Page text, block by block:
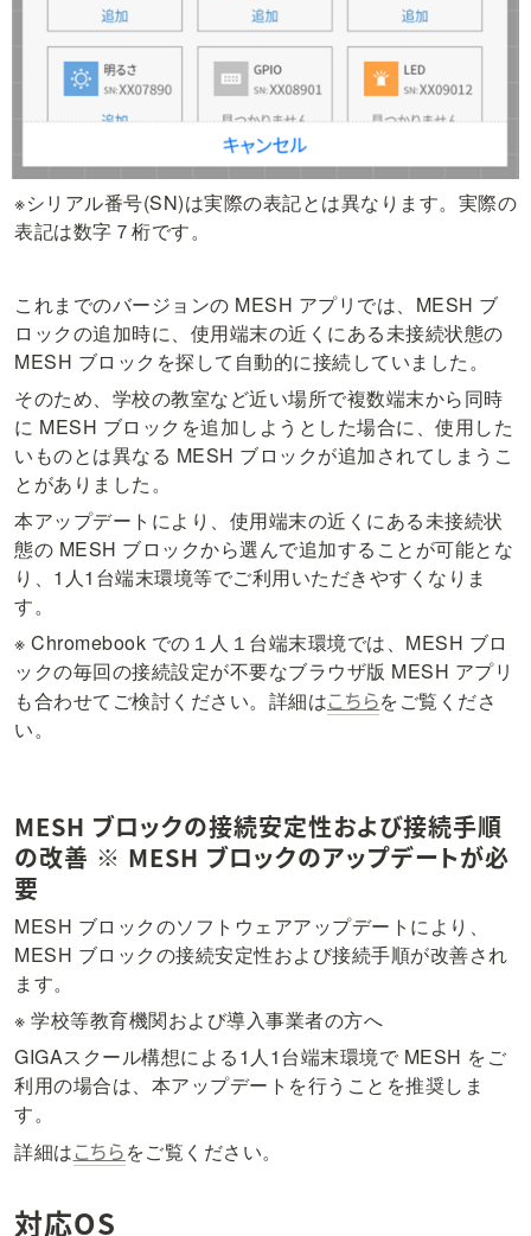
※シリアル番号(SN)は実際の表記とは異なります。実際の
表記は数字７桁です。
これまでのバージョンの MESH アプリでは、MESH ブ
ロックの追加時に、使用端末の近くにある未接続状態の
MESH ブロックを探して自動的に接続していました。
そのため、学校の教室など近い場所で複数端末から同時
に MESH ブロックを追加しようとした場合に、使用した
いものとは異なる MESH ブロックが追加されてしまうこ
とがありました。
本アップデートにより、使用端末の近くにある未接続状
態の MESH ブロックから選んで追加することが可能とな
り、1人1台端末環境等でご利用いただきやすくなりま
す。
※ Chromebook での１人１台端末環境では、MESH ブロ
ックの毎回の接続設定が不要なブラウザ版 MESH アプリ
も合わせてご検討ください。詳細はこちらをご覧くださ
い。
MESH ブロックの接続安定性および接続手順
の改善 ※ MESH ブロックのアップデートが必
要
MESH ブロックのソフトウェアアップデートにより、
MESH ブロックの接続安定性および接続手順が改善され
ます。
※ 学校等教育機関および導入事業者の方へ
GIGAスクール構想による1人1台端末環境で MESH をご
利用の場合は、本アップデートを行うことを推奨しま
す。
詳細はこちらをご覧ください。
対応OS